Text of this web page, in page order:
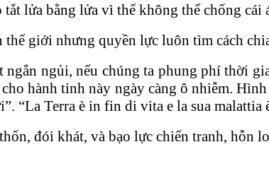
lửa bằng lửa vì thế không thể chống cái
giới nhưng quyền lực luôn tìm cách
ngủi, nếu chúng ta phung phí thời
hành tinh này ngày càng ô nhiễm.
“La Terra è in fin di vita e la sua malattia
đói khát, và bạo lực chiến tranh, hỗn